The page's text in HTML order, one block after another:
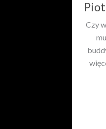
Czy